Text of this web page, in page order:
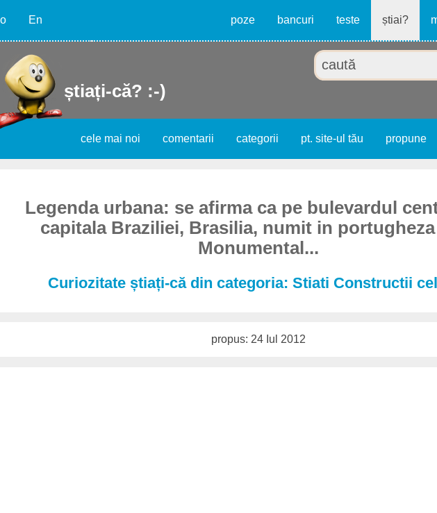
En poze bancuri teste știai?
știați-că? :-)
cele mai noi comentarii categorii pt. site-ul tău propune
Legenda urbana: se afirma ca pe bulevardul
capitala Braziliei, Brasilia, numit in
Monumental...
Curiozitate știați-că din categoria: Stiati Constructii
propus: 24 Iul 2012